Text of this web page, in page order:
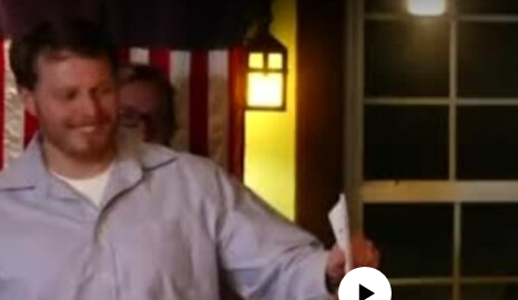
No media source currently available